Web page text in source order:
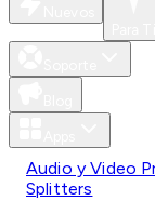
Audio y Video
Splitters